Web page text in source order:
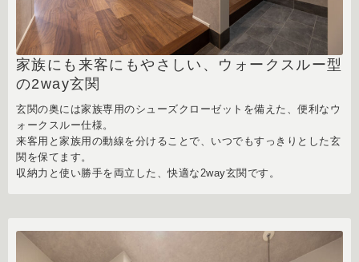
家族にも来客にもやさしい、ウォークスルー型
の2way玄関
玄関の奥には家族専用のシューズクローゼットを備えた、便利なウ
ォークスルー仕様。
来客用と家族用の動線を分けることで、いつでもすっきりとした玄
関を保てます。
収納力と使い勝手を両立した、快適な2way玄関です。